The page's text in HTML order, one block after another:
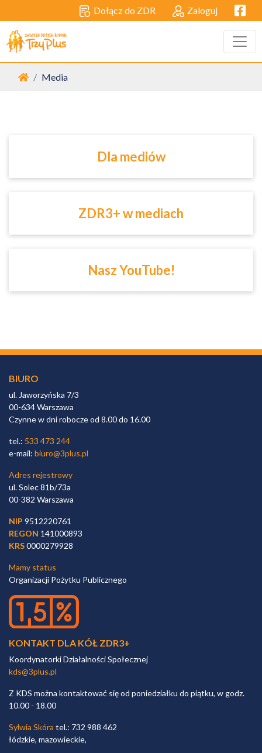
Dołącz do ZDR Zaloguj
Strona główna
Media
Dla mediów
ZDR3+ w mediach
Nasz YouTube!
BIURO
ul. Jaworzyńska 7/3
00-634 Warszawa
Czynne w dni robocze od 8.00 do 16.00
tel.: 533 473 244
e-mail: biuro@3plus.pl
Adres rejestrowy
ul. Solec 81b/73a
00-382 Warszawa
NIP 9512220761
REGON 141000893
KRS0000279928
Mamy status
Organizacji Pożytku Publicznego
KONTAKT DLA KÓŁ ZDR3+
Koordynatorki Działalności Społecznej
kds@3plus.pl
Z KDS można kontaktować się od poniedziałku do piątku, w godz.
10.00 - 18.00
Sylwia Skóra tel.: 732 988 462
łódzkie, mazowieckie,